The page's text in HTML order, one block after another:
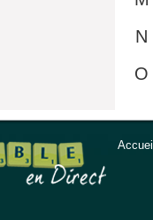
N
O
Accueil